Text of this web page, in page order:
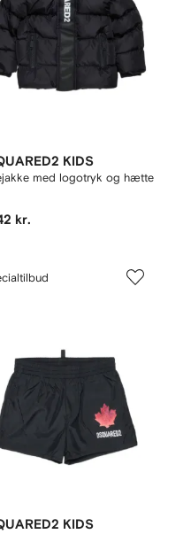
KIDS
med logotryk og hætte
kr.
KIDS